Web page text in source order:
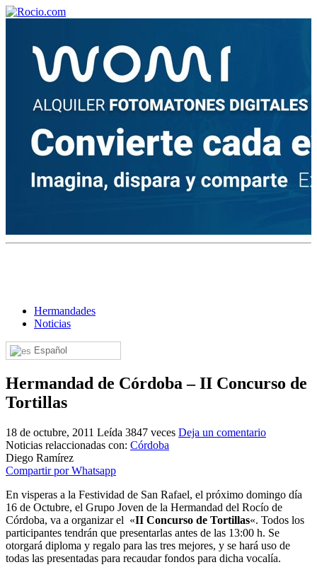
Hermandades
Noticias
Español
Hermandad de Córdoba – II Concurso de
Tortillas
18 de octubre, 2011 Leída 3847 veces Deja un comentario
Noticias relaccionadas con: Córdoba
Diego Ramírez
Compartir por Whatsapp
En visperas a la Festividad de San Rafael, el próximo domingo día
16 de Octubre, el Grupo Joven de la Hermandad del Rocío de
Córdoba, va a organizar el «II Concurso de Tortillas«. Todos los
participantes tendrán que presentarlas antes de las 13:00 h. Se
otorgará diploma y regalo para las tres mejores, y se hará uso de
todas las presentadas para recaudar fondos para dicha vocalía.
¡Bienvenido! Soy el asistente virtual de rocio.com.
¿En qué puedo ayudarte?
¿Cuándo se construyó la primera ermita?
El traslado cada siete años
¿Cuales son los actos principales que se celebran en el
Quiero hacer el camino,¿que tengo que hacer?